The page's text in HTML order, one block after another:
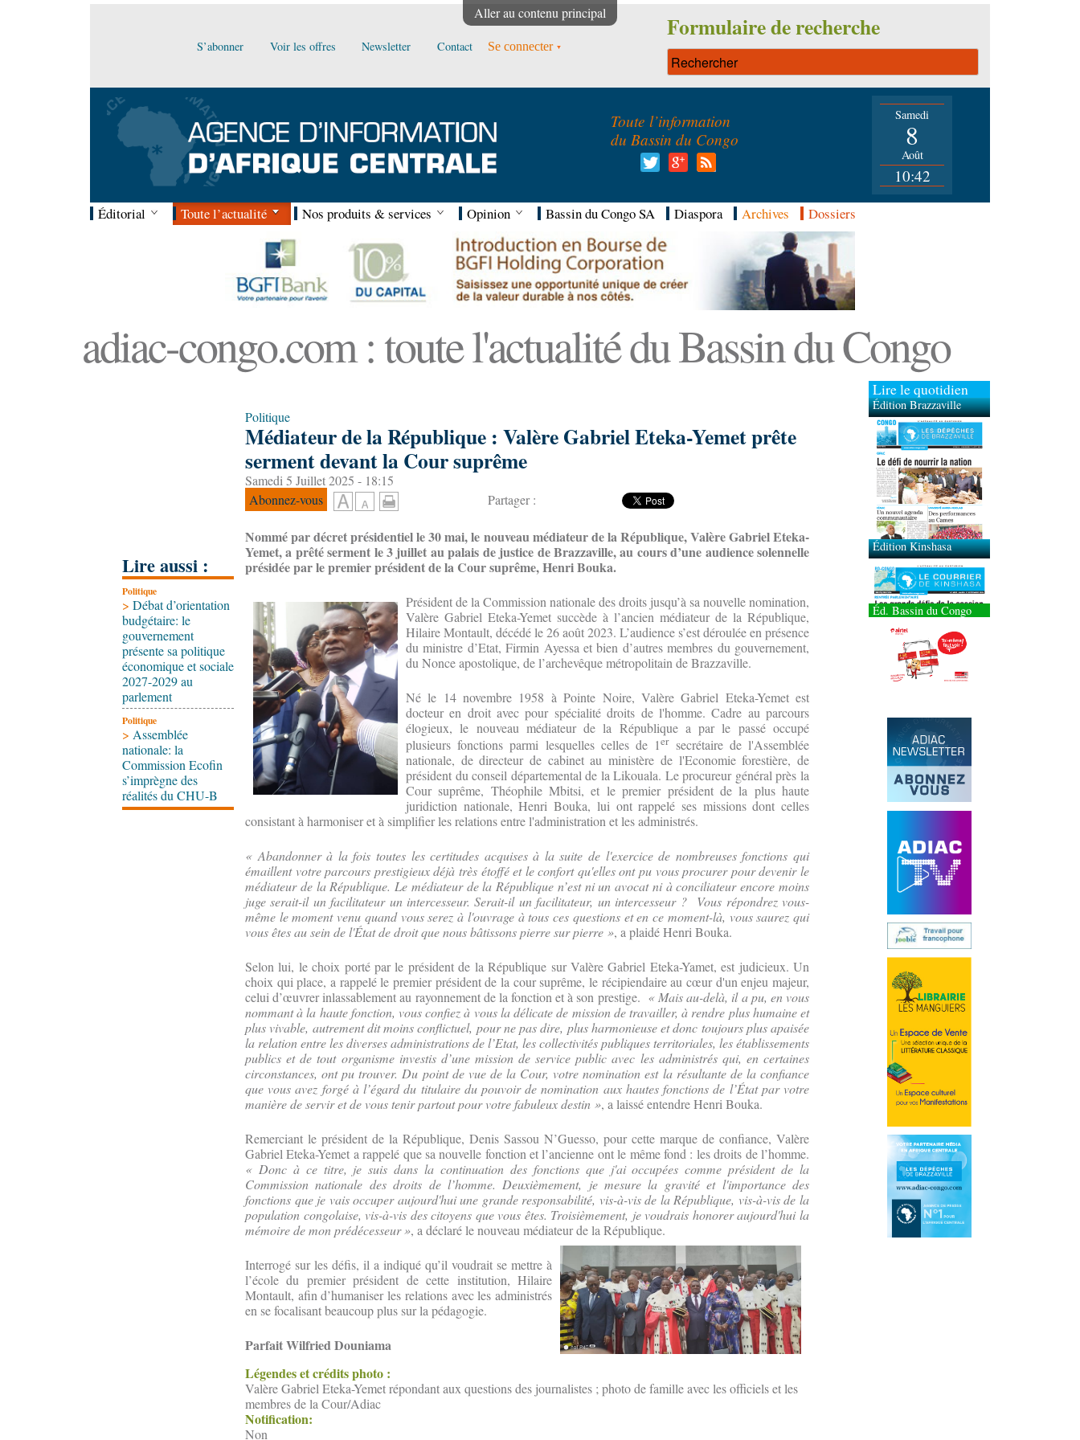
Aller au contenu principal
S’abonner Voir les offres Newsletter Contact Se connecter
Formulaire de recherche
Toute l’information
du Bassin du Congo
Samedi
8
Août
10:42
Éditorial Toute l’actualité Nos produits & services Opinion Bassin du Congo SA Diaspora Archives Dossiers
adiac-congo.com : toute l'actualité du Bassin du Congo
Lire aussi :
Politique
> Débat d’orientation
budgétaire: le
gouvernement
présente sa politique
économique et sociale
2027-2029 au
parlement
Politique
> Assemblée
nationale: la
Commission Ecofin
s’imprègne des
réalités du CHU-B
Politique
Médiateur de la République : Valère Gabriel Eteka-Yemet prête
serment devant la Cour suprême
Samedi 5 Juillet 2025 - 18:15
Abonnez-vous
Partager :
Nommé par décret présidentiel le 30 mai, le nouveau médiateur de la République, Valère Gabriel Eteka-
Yemet, a prêté serment le 3 juillet au palais de justice de Brazzaville, au cours d’une audience solennelle
présidée par le premier président de la Cour suprême, Henri Bouka.
Président de la Commission nationale des droits jusqu’à sa nouvelle nomination,
Valère Gabriel Eteka-Yemet succède à l’ancien médiateur de la République,
Hilaire Montault, décédé le 26 août 2023. L’audience s’est déroulée en présence
du ministre d’Etat, Firmin Ayessa et bien d’autres membres du gouvernement,
du Nonce apostolique, de l’archevêque métropolitain de Brazzaville.
Né le 14 novembre 1958 à Pointe Noire, Valère Gabriel Eteka-Yemet est
docteur en droit avec pour spécialité droits de l'homme. Cadre au parcours
élogieux, le nouveau médiateur de la République a par le passé occupé
plusieurs fonctions parmi lesquelles celles de 1ersecrétaire de l'Assemblée
nationale, de directeur de cabinet au ministère de l'Economie forestière, de
président du conseil départemental de la Likouala. Le procureur général près la
Cour suprême, Théophile Mbitsi, et le premier président de la plus haute
juridiction nationale, Henri Bouka, lui ont rappelé ses missions dont celles
consistant à harmoniser et à simplifier les relations entre l'administration et les administrés.
« Abandonner à la fois toutes les certitudes acquises à la suite de l'exercice de nombreuses fonctions qui
émaillent votre parcours prestigieux déjà très étoffé et le confort qu'elles ont pu vous procurer pour devenir le
médiateur de la République. Le médiateur de la République n’estni un avocat ni à conciliateur encore moins
juge serait-il un facilitateur un intercesseur. Serait-il un facilitateur, un intercesseur ? Vous répondrez vous-
même le moment venu quand vous serez à l'ouvrage à tous ces questions et en ce moment-là, vous saurez qui
vous êtes au sein de l'État de droit que nous bâtissons pierre sur pierre », a plaidé Henri Bouka.
Selon lui, le choix porté par le président de la République sur Valère Gabriel Eteka-Yamet, est judicieux. Un
choix qui place, a rappelé le premier président de la cour suprême, le récipiendaire au cœur d'un enjeu majeur,
celui d’œuvrer inlassablement au rayonnement de la fonction et à son prestige. « Mais au-delà, il a pu, en vous
nommant à la haute fonction, vous confiez à vous la délicate de mission de travailler, à rendre plus humaine et
plus vivable, autrement dit moins conflictuel, pour ne pas dire, plus harmonieuse et donc toujours plus apaisée
la relation entre les diverses administrations de l’Etat, les collectivités publiques territoriales, les établissements
publics et de tout organisme investis d’une mission de service public avec les administrés qui, en certaines
circonstances, ont pu trouver. Du point de vue de la Cour, votre nomination est la résultante de la confiance
que vous avez forgé à l’égard du titulaire du pouvoir de nomination aux hautes fonctions de l’État par votre
manière de servir et de vous tenir partout pour votre fabuleux destin », a laissé entendre Henri Bouka.
Remerciant le président de la République, Denis Sassou N’Guesso, pour cette marque de confiance, Valère
Gabriel Eteka-Yemet a rappelé que sa nouvelle fonction et l’ancienne ont le même fond : les droits de l’homme.
« Donc à ce titre, je suis dans la continuation des fonctions que j'ai occupées comme président de la
Commission nationale des droits de l’homme. Deuxièmement, je mesure la gravité et l'importance des
fonctions que je vais occuper aujourd'hui une grande responsabilité, vis-à-vis de la République, vis-à-vis de la
population congolaise, vis-à-vis des citoyens que vous êtes. Troisièmement, je voudrais honorer aujourd'hui la
mémoire de mon prédécesseur », a déclaré le nouveau médiateur de la République.
Interrogé sur les défis, il a indiqué qu’il voudrait se mettre à
l’école du premier président de cette institution, Hilaire
Montault, afin d’humaniser les relations avec les administrés
en se focalisant beaucoup plus sur la pédagogie.
Parfait Wilfried Douniama
Légendes et crédits photo :
Valère Gabriel Eteka-Yemet répondant aux questions des journalistes ; photo de famille avec les officiels et les
membres de la Cour/Adiac
Notification:
Non
Lire le quotidien
Édition Brazzaville
Édition Kinshasa
Éd. Bassin du Congo